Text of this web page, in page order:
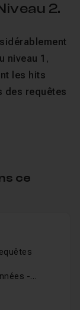
2.
niveau 1 ,
les hits
des requêtes
de données
sur
ce
-